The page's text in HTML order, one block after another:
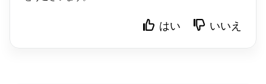
はい いいえ